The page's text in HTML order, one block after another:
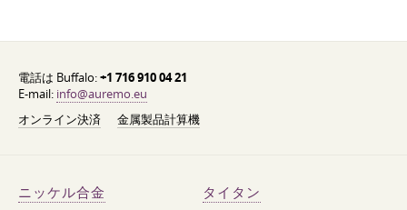
電話は Buffalo:+1 716 910 04 21
E-mail: info@auremo.eu
オンライン決済
金属製品計算機
ニッケル合金 タイタン